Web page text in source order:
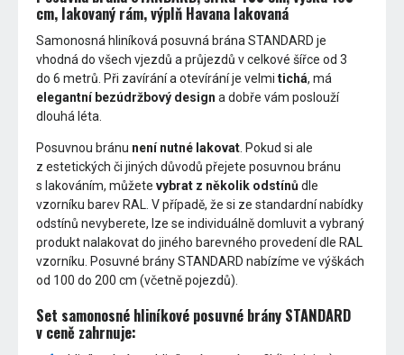
cm, lakovaný rám, výplň Havana lakovaná
Samonosná hliníková posuvná brána STANDARD je
vhodná do všech vjezdů a průjezdů v celkové šířce od 3
do 6 metrů. Při zavírání a otevírání je velmitichá, má
elegantní bezúdržbový design a dobře vám poslouží
dlouhá léta.
Posuvnou bránu není nutné lakovat . Pokud si ale
z estetických či jiných důvodů přejete posuvnou bránu
s lakováním, můžetevybrat z několik odstínůdle
vzorníku barev RAL. V případě, že si ze standardní nabídky
odstínů nevyberete, lze se individuálně domluvit a vybraný
produkt nalakovat do jiného barevného provedení dle RAL
vzorníku. Posuvné brány STANDARD nabízíme ve výškách
od 100 do 200 cm (včetně pojezdů).
Set samonosné hliníkové posuvné brány STANDARD
v ceně zahrnuje: